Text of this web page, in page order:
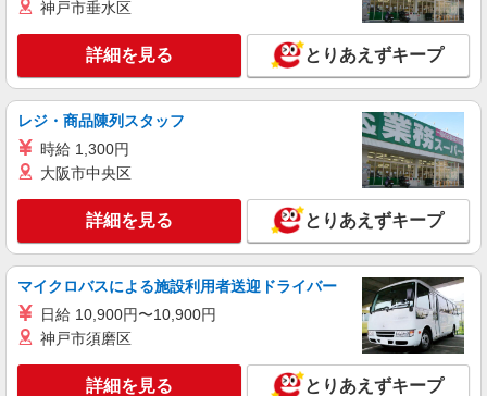
株式会社kotrio /●YK-S-2022064
≪武蔵小杉駅≫定着率高い人気のデイサービス
スタッフ★残業少なめ
【正社員】月給240,000〜400,000円 ・基本
給：200,000円〜220,000円 ・資格手当：10,000〜
30,000円 ・役職手当：10,000〜70,000円 ・処遇改
善手当：20,000〜60,000円（勤続年数、保有資格
により変動） ・固定残業手当：20,000円（10時
間） ※固定残業時間を超過する場合には超過勤務
手当として別途支給 下記資格をお持ちの方歓迎 ・
認知症介護基礎研修 ・初任者研修 ・実務者研修
・介護福祉士 など
川崎市中原区内
キープ 詳細を見る
株式会社kotrio /●SW-H2-2069881
毎日通うのが楽しみになる＊ホテルのような美
しいサ高住のSTAFF
時給1650円〜2312円 ＜日払い有/週払い有/交
川崎市中原区＊最寄り：武蔵小杉
神戸市垂水区
詳細を見る とりあえずキープ
レジ・商品陳列スタッフ
時給 1,300円
大阪市中央区
詳細を見る とりあえずキープ
マイクロバスによる施設利用者送迎ドライバー
日給 10,900円〜10,900円
神戸市須磨区
詳細を見る とりあえずキープ